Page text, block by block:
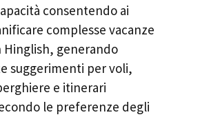
consentendo ai
complesse vacanze
generando
suggerimenti per voli,
e itinerari
le preferenze degli